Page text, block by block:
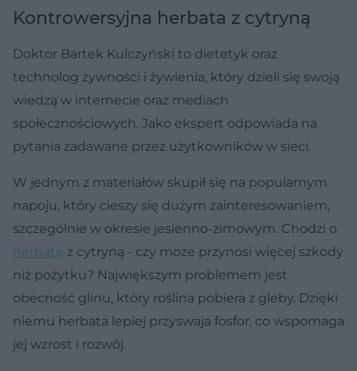
Kontrowersyjna herbata z cytryną
Doktor Bartek Kulczyński to dietetyk oraz
technolog żywności i żywienia, który dzieli się swoją
wiedzą w internecie oraz mediach
społecznościowych. Jako ekspert odpowiada na
pytania zadawane przez użytkowników w sieci.
W jednym z materiałów skupił się na popularnym
napoju, który cieszy się dużym zainteresowaniem,
szczególnie w okresie jesienno-zimowym. Chodzi o
herbatę z cytryną - czy może przynosi więcej szkody
niż pożytku? Największym problemem jest
obecność glinu, który roślina pobiera z gleby. Dzięki
niemu herbata lepiej przyswaja fosfor, co wspomaga
jej wzrost i rozwój.